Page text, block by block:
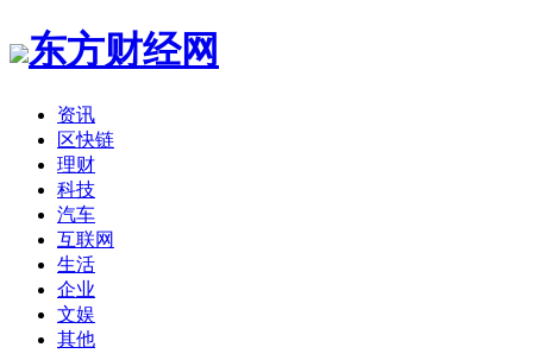
东方财经网
资讯
区快链
理财
科技
汽车
互联网
生活
企业
文娱
其他